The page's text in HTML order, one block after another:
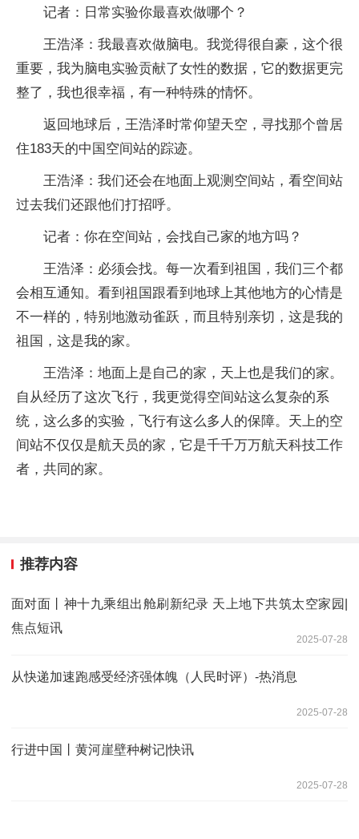
记者：日常实验你最喜欢做哪个？
王浩泽：我最喜欢做脑电。我觉得很自豪，这个很
重要，我为脑电实验贡献了女性的数据，它的数据更完
整了，我也很幸福，有一种特殊的情怀。
返回地球后，王浩泽时常仰望天空，寻找那个曾居
住183天的中国空间站的踪迹。
王浩泽：我们还会在地面上观测空间站，看空间站
过去我们还跟他们打招呼。
记者：你在空间站，会找自己家的地方吗？
王浩泽：必须会找。每一次看到祖国，我们三个都
会相互通知。看到祖国跟看到地球上其他地方的心情是
不一样的，特别地激动雀跃，而且特别亲切，这是我的
祖国，这是我的家。
王浩泽：地面上是自己的家，天上也是我们的家。
自从经历了这次飞行，我更觉得空间站这么复杂的系
统，这么多的实验，飞行有这么多人的保障。天上的空
间站不仅仅是航天员的家，它是千千万万航天科技工作
者，共同的家。
推荐内容
面对面丨神十九乘组出舱刷新纪录 天上地下共筑太空家园|
焦点短讯
2025-07-28
从快递加速跑感受经济强体魄（人民时评）-热消息
2025-07-28
行进中国丨黄河崖壁种树记|快讯
2025-07-28